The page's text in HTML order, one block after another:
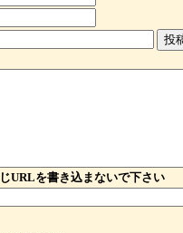
URLを書き込まないで下さい